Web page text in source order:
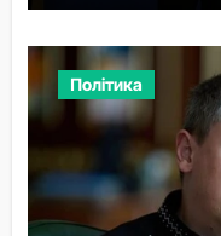
Політика